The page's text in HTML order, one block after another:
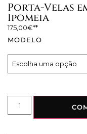
Porta-Velas
Ipomeia
175,00€
MODELO